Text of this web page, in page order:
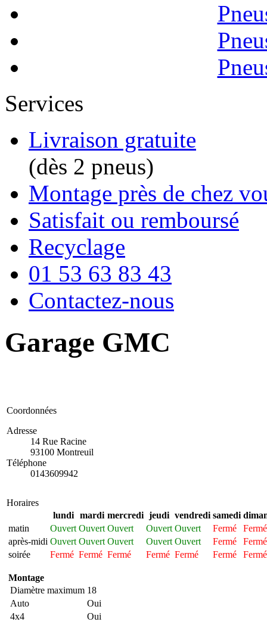
Services
Livraison gratuite
(dès 2 pneus)
Montage près de chez
Satisfait ou remboursé
Recyclage
01 53 63 83 43
Contactez-nous
Garage GMC
Coordonnées
Adresse
14 Rue Racine
93100 Montreuil
Téléphone
0143609942
Horaires
lundi
mardi mercredi jeudi vendredi samedi
matin
Ouvert Ouvert Ouvert Ouvert Ouvert Fermé
Fermé
après-midi Ouvert Ouvert Ouvert Ouvert Ouvert Fermé
Fermé
soirée
Fermé Fermé Fermé Fermé Fermé Fermé Fermé
Montage
Diamètre maximum 18
Auto
Oui
4x4
Oui